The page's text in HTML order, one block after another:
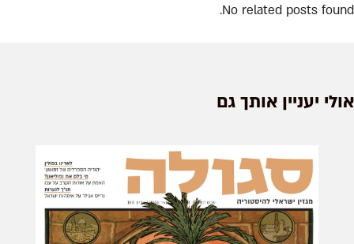
No related posts found.
אולי יעניין אותך גם